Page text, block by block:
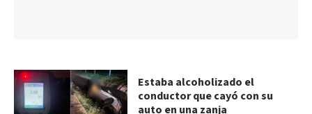
Estaba alcoholizado el
conductor que cayó con su
auto en una zanja